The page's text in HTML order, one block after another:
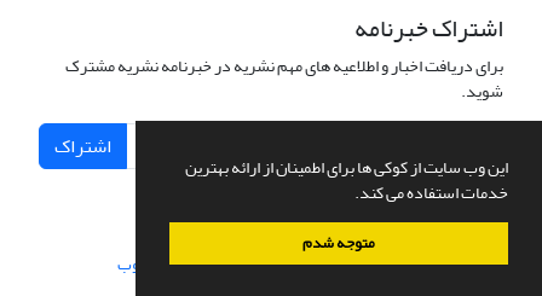
این وب سایت از کوکی ها برای اطمینان از ارائه بهترین
خدمات استفاده می کند.
متوجه شدم
اشتراک خبرنامه
برای دریافت اخبار و اطلاعیه های مهم نشریه در خبرنامه نشریه مشترک
شوید.
اشتراک
سامانه مدیریت نشریات علمی.طراحی و پیاده سازی از سیناوب